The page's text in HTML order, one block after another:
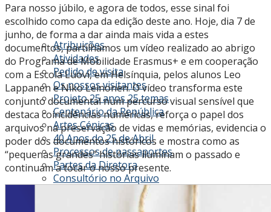
Atribuições
Atividades
Pedido de visita
Os nossos visitantes
Projeto 25 anos 25 temas
Centenário da República
Artes Cénicas
40 Anos do 25 de Abril
Processos de passaportes
Partes da Diretora
Consultório no Arquivo
Projeto Voluntariado
Arquivo da Sociedade Clemente Menéres -
Para nosso júbilo, e agora de todos, esse sinal foi
escolhido como capa da edição deste ano. Hoje, dia 7 de
junho, de forma a dar ainda mais vida a estes
documentos, partilhamos um vídeo realizado ao abrigo
do Programa de Mobilidade Erasmus+ e em cooperação
com a Escola Luovi, em Helsínquia, pelos alunos Leo
Lappanen e Niko Leinonen. O vídeo transforma este
conjunto documental num percurso visual sensível que
destaca coincidências numéricas, reforça o papel dos
arquivos na preservação de vidas e memórias, evidencia o
poder dos documentos históricos e mostra como as
“pequenas grandes” histórias iluminam o passado e
continuam a tocar o nosso presente.